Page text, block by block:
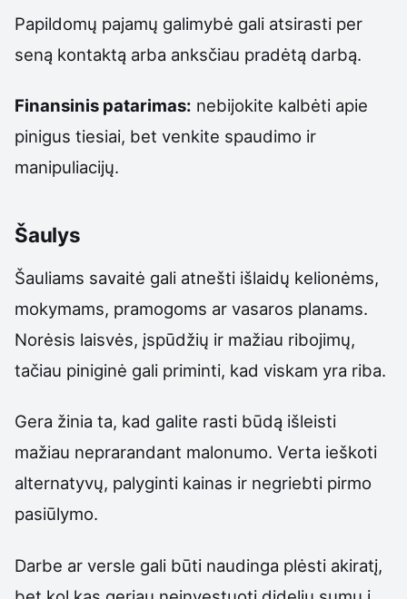
Papildomų pajamų galimybė gali atsirasti per
seną kontaktą arba anksčiau pradėtą darbą.
Finansinis patarimas: nebijokite kalbėti apie
pinigus tiesiai, bet venkite spaudimo ir
manipuliacijų.
Šaulys
Šauliams savaitė gali atnešti išlaidų kelionėms,
mokymams, pramogoms ar vasaros planams.
Norėsis laisvės, įspūdžių ir mažiau ribojimų,
tačiau piniginė gali priminti, kad viskam yra riba.
Gera žinia ta, kad galite rasti būdą išleisti
mažiau neprarandant malonumo. Verta ieškoti
alternatyvų, palyginti kainas ir negriebti pirmo
pasiūlymo.
Darbe ar versle gali būti naudinga plėsti akiratį,